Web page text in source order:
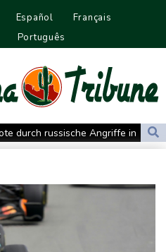
Español
Français
Português
durch russische Angriffe in
Das bessere Familien-SUV
schon ausgeschieden